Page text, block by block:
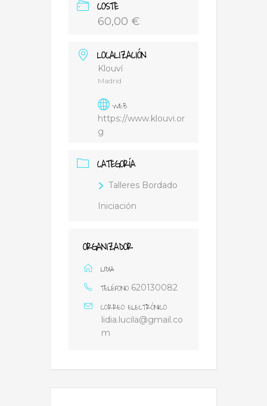
COSTE
60,00 €
LOCALIZACIÓN
Klouví
Madrid
WEB
https://www.klouvi.or
g
CATEGORÍA
Talleres Bordado
Iniciación
ORGANIZADOR
LIDIA
TELÉFONO 620130082
CORREO ELECTRÓNICO
lidia.lucila@gmail.co
m